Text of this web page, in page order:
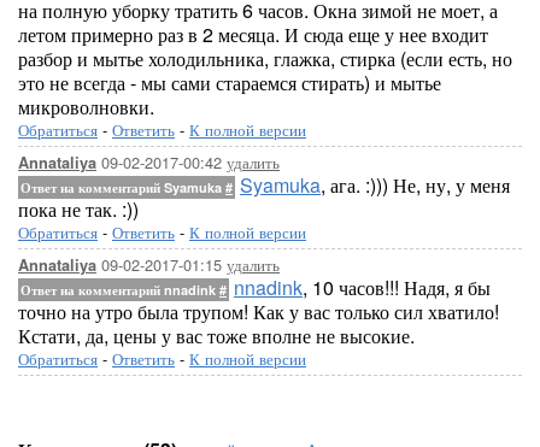
на полную уборку тратить 6 часов. Окна зимой не моет, а
летом примерно раз в 2 месяца. И сюда еще у нее входит
разбор и мытье холодильника, глажка, стирка (если есть, но
это не всегда - мы сами стараемся стирать) и мытье
микроволновки.
Обратиться - Ответить - К полной версии
Annataliya 09-02-2017-00:42 удалить
Ответ на комментарий Syamuka # Syamuka, ага. :))) Не, ну, у меня
пока не так. :))
Обратиться - Ответить - К полной версии
Annataliya 09-02-2017-01:15 удалить
Ответ на комментарий nnadink # nnadink, 10 часов!!! Надя, я бы
точно на утро была трупом! Как у вас только сил хватило!
Кстати, да, цены у вас тоже вполне не высокие.
Обратиться - Ответить - К полной версии